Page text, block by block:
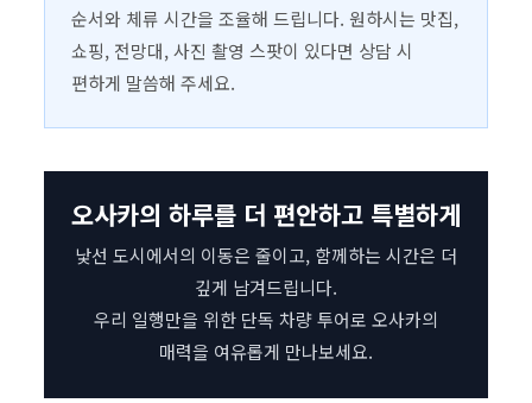
순서와 체류 시간을 조율해 드립니다. 원하시는 맛집,
쇼핑, 전망대, 사진 촬영 스팟이 있다면 상담 시
편하게 말씀해 주세요.
오사카의 하루를 더 편안하고 특별하게
낯선 도시에서의 이동은 줄이고, 함께하는 시간은 더
깊게 남겨드립니다.
우리 일행만을 위한 단독 차량 투어로 오사카의
매력을 여유롭게 만나보세요.